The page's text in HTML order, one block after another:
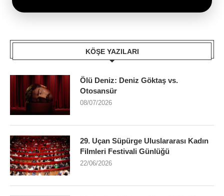
KÖŞE YAZILARI
Ölü Deniz: Deniz Göktaş vs.
Otosansür
08/07/2026
29. Uçan Süpürge Uluslararası Kadın
Filmleri Festivali Günlüğü
22/06/2026